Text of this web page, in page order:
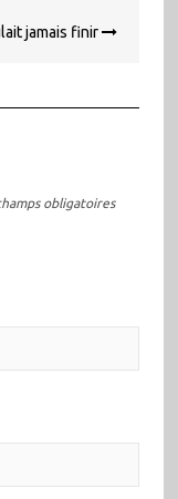
jamais finir
obligatoires